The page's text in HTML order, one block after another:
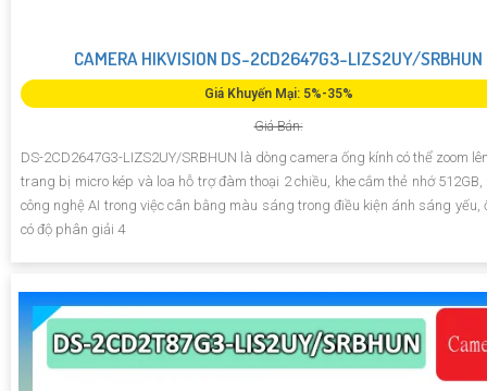
CAMERA HIKVISION DS-2CD2647G3-LIZS2UY/SRBHUN
Giá Khuyến Mại: 5%-35%
Giá Bán:
DS-2CD2647G3-LIZS2UY/SRBHUN là dòng camera ống kính có thể zoom
trang bị micro kép và loa hỗ trợ đàm thoại 2 chiều, khe cắm thẻ nhớ
công nghệ AI trong việc cân bằng màu sáng trong điều kiện ánh sáng yếu,
có độ phân giải 4